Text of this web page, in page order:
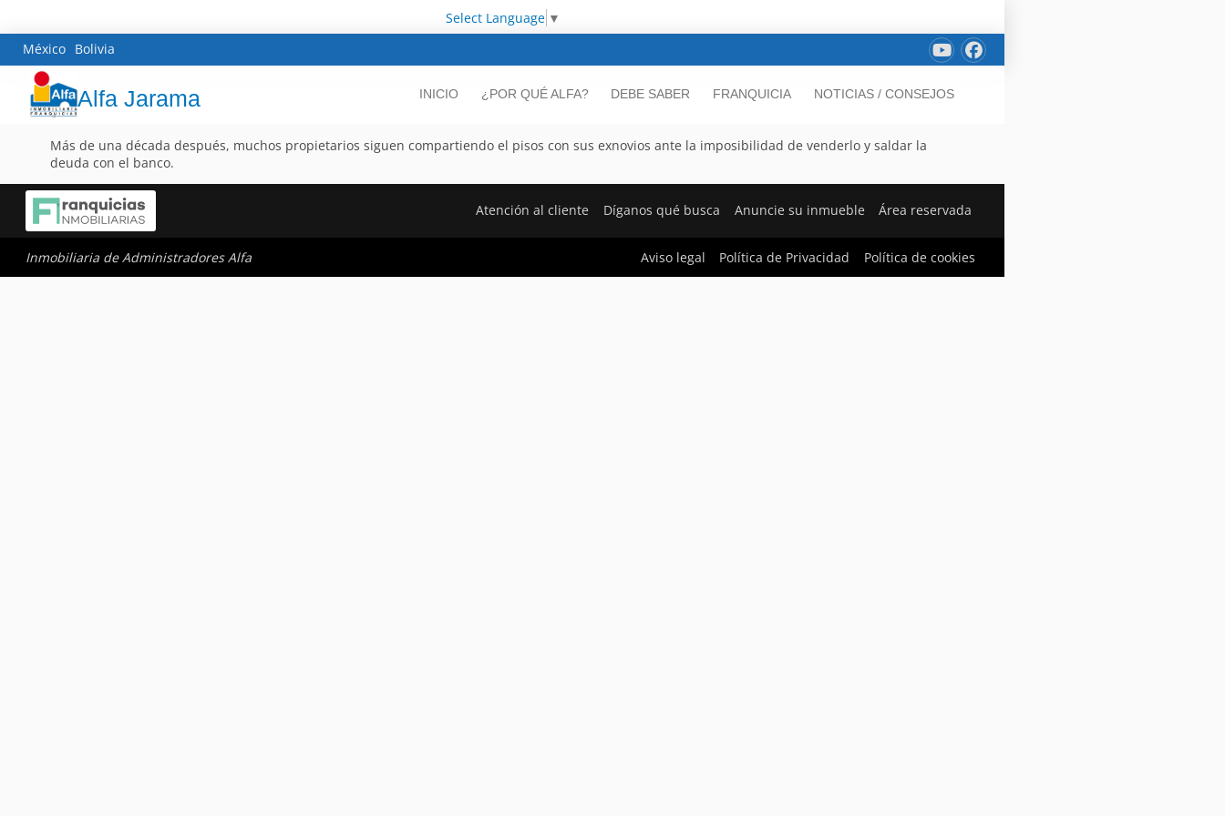
Select Language ▼
México Bolivia
Alfa Jarama INICIO ¿POR QUÉ ALFA? DEBE SABER FRANQUICIA NOTICIAS / CONSEJOS
Más de una década después, muchos propietarios siguen compartiendo el pisos con sus exnovios ante la imposibilidad de venderlo y saldar la
deuda con el banco.
Atención al cliente Díganos qué busca Anuncie su inmueble Área reservada
Inmobiliaria de Administradores Alfa Aviso legal Política de Privacidad Política de cookies